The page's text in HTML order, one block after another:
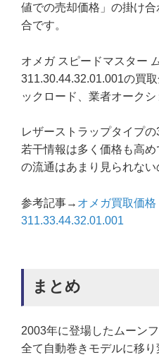
値での売却価格」の掛け
合です。
オメガ スピードマスター
311.30.44.32.01.001の買
ックロード、業者オークシ
レザーストラップタイプ
若干情報は多く価格も高
の流通はあまり見られない
参考記事→ オメガ買取価
311.33.44.32.01.001
まとめ
2003年に登場したムーン
全て自動巻きモデルに移